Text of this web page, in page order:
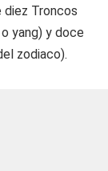
diez Troncos
yang) y doce
zodiaco).